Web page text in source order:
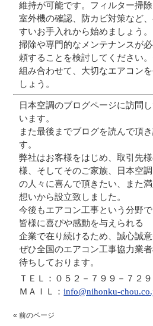
維持が可能です。フィルター掃
室外機の確認、防カビ対策など
すいお手入れから始めましょう
掃除や専門的なメンテナンスが
頼することを検討してください
組み合わせて、大切なエアコン
しょう。
日本空調のブログページに訪問
います。
また最後までブログを読んで頂
す。
弊社はお客様をはじめ、取引先
様、そしてそのご家族、日本空
の人々に喜んで頂きたい、また
想いから設立致しました。
今後もエアコン工事という分野
皆様に喜びや感動を与えられる
企業で在り続けるため、誠心誠意
ぜひ全国のエアコン工事協力業
待ちしております。
ＴＥＬ：０５２－７９９－７２９
ＭＡＩＬ：info@nihonku-
« 前のページ